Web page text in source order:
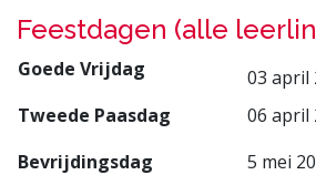
Feestdagen (alle
Goede Vrijdag
03 april
Tweede Paasdag
06 april
Bevrijdingsdag
5 mei